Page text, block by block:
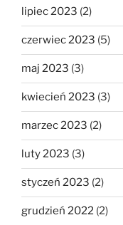
lipiec 2023 (2)
czerwiec 2023 (5)
maj 2023 (3)
kwiecień 2023 (3)
marzec 2023 (2)
luty 2023 (3)
styczeń 2023 (2)
grudzień 2022 (2)